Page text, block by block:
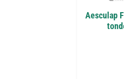
Aesculap